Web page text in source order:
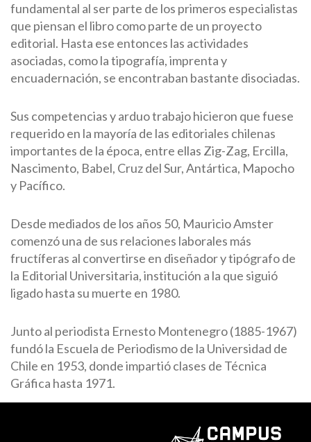
fundamental al ser parte de los primeros especialistas
que piensan el libro como parte de un proyecto
editorial. Hasta ese entonces las actividades
asociadas, como la tipografía, imprenta y
encuadernación, se encontraban bastante disociadas.
Sus competencias y arduo trabajo hicieron que fuese
requerido en la mayoría de las editoriales chilenas
importantes de la época, entre ellas Zig-Zag, Ercilla,
Nascimento, Babel, Cruz del Sur, Antártica, Mapocho
y Pacífico.
Desde mediados de los años 50, Mauricio Amster
comenzó una de sus relaciones laborales más
fructíferas al convertirse en diseñador y tipógrafo de
la Editorial Universitaria, institución a la que siguió
ligado hasta su muerte en 1980.
Junto al periodista Ernesto Montenegro (1885-1967)
fundó la Escuela de Periodismo de la Universidad de
Chile en 1953, donde impartió clases de Técnica
Gráfica hasta 1971.